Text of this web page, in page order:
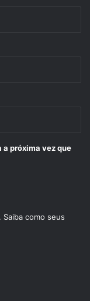
a próxima vez que
Saiba como seus